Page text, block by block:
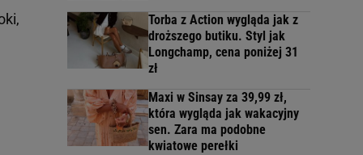
Torba z Action wygląda jak z
droższego butiku. Styl jak
Longchamp, cena poniżej 31
zł
Maxi w Sinsay za 39,99 zł,
która wygląda jak wakacyjny
sen. Zara ma podobne
kwiatowe perełki